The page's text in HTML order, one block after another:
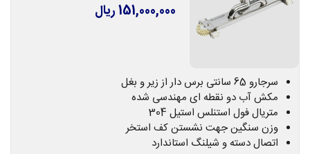
151,000,000 ریال
سرجارو 65 سانتی برس دار از زیر و بغل
مکش آب دو نقطه ای مهندسی شده
متریال فول استنلس استیل 304
وزن سنگین جهت نشستن کف استخر
اتصال دسته و شیلنگ استاندارد